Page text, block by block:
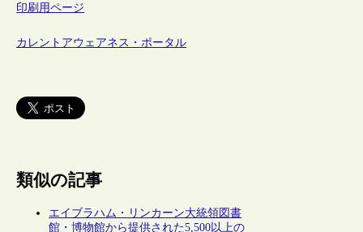
印刷用ページ
カレントアウェアネス・ポータル
類似の記事
エイブラハム・リンカーン大統領図書
館・博物館から提供された5,500以上の